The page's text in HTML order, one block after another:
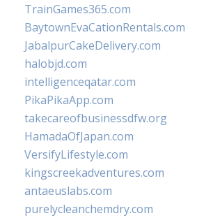
TrainGames365.com
BaytownEvaCationRentals.com
JabalpurCakeDelivery.com
halobjd.com
intelligenceqatar.com
PikaPikaApp.com
takecareofbusinessdfw.org
HamadaOfJapan.com
VersifyLifestyle.com
kingscreekadventures.com
antaeuslabs.com
purelycleanchemdry.com